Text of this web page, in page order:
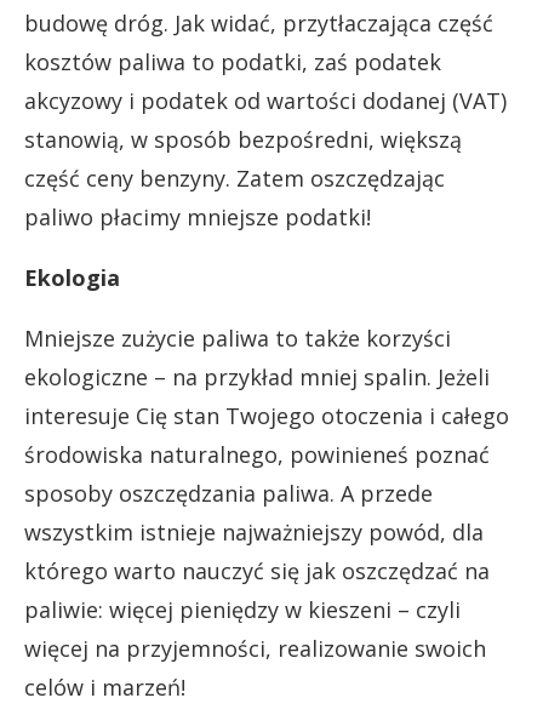
budowę dróg. Jak widać, przytłaczająca część
kosztów paliwa to podatki, zaś podatek
akcyzowy i podatek od wartości dodanej (VAT)
stanowią, w sposób bezpośredni, większą
część ceny benzyny. Zatem oszczędzając
paliwo płacimy mniejsze podatki!
Ekologia
Mniejsze zużycie paliwa to także korzyści
ekologiczne – na przykład mniej spalin. Jeżeli
interesuje Cię stan Twojego otoczenia i całego
środowiska naturalnego, powinieneś poznać
sposoby oszczędzania paliwa. A przede
wszystkim istnieje najważniejszy powód, dla
którego warto nauczyć się jak oszczędzać na
paliwie: więcej pieniędzy w kieszeni – czyli
więcej na przyjemności, realizowanie swoich
celów i marzeń!